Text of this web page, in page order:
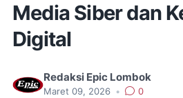
Media Siber dan
Digital
Redaksi Epic Lombok
Maret 09, 2026 •
0